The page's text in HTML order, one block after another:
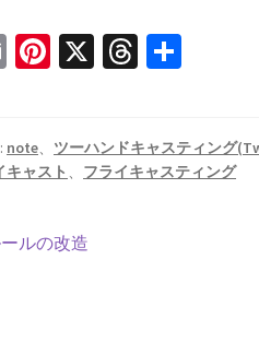
E
l
Pi
es
t
X
T
ds
note、 ツーハンドキャスティング
キャスト 、 フライキャスティング
ルの改造